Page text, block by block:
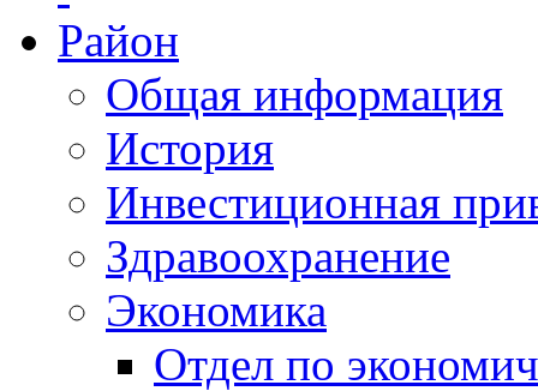
Район
Общая информация
История
Инвестиционная
Здравоохранение
Экономика
Отдел по